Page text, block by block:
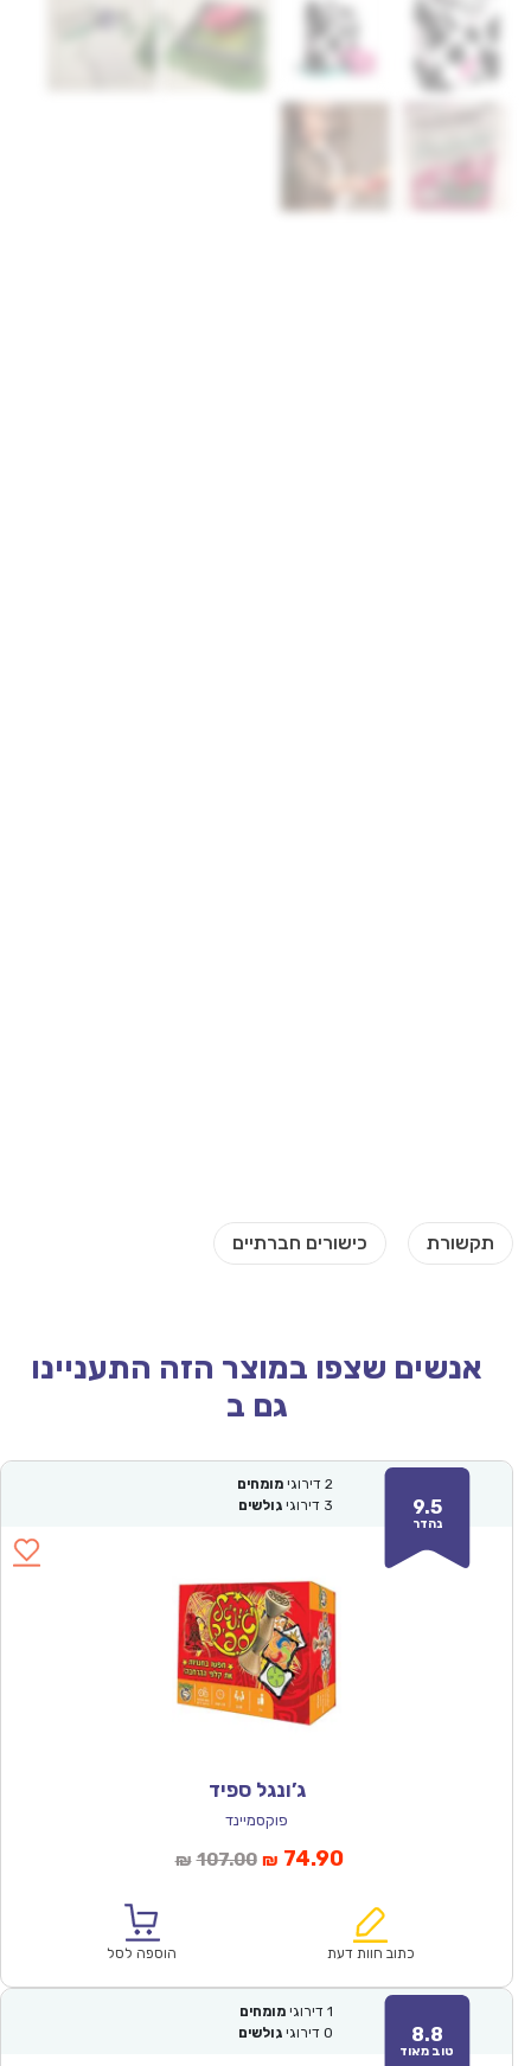
אנשים שצפו במוצר הזה התעניינו
גם ב
9.5
נהדר
2 דירוגי מומחים
3 דירוגי גולשים
ג’ונגל ספיד
פוקסמיינד
₪ 107.00המחיר
₪107.00.
₪ 74.90המחיר
הוא:
כתוב חוות דעת הוספה לסל
8.8
טוב מאוד
1 דירוגי מומחים
0 דירוגי גולשים